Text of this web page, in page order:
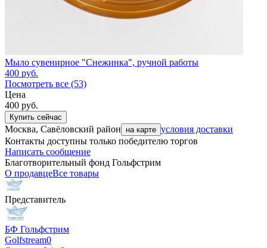
Мыло сувенирное "Снежинка", ручной работы
400 руб.
Посмотреть все (53)
Цена
400 руб.
Купить сейчас
Москва, Савёловский район на карте условия доставки
Контакты доступны только победителю торгов
Написать сообщение
Благотворительный фонд Гольфстрим
О продавцеВсе товары
Представитель
БФ Гольфстрим
Golfstream0